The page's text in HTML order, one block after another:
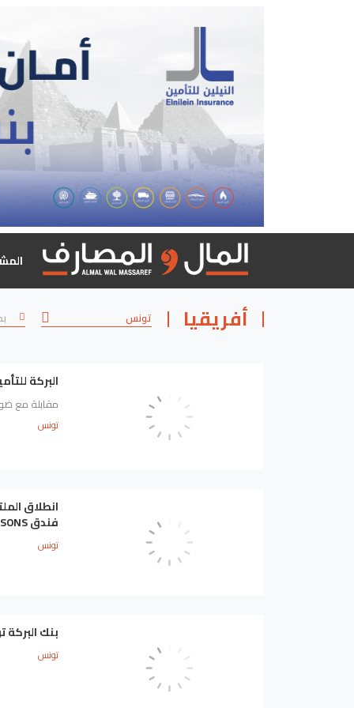
أفريقيا
البركة
مقابلة مع
تونس
فندق FOUR SEASONS، قمرت – تونس
تونس
بنك البركة تونس
تونس